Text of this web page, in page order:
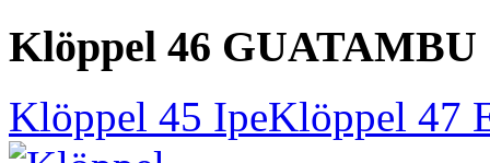
Klöppel 46 GUATAMBU
Klöppel 45 IpeKlöppel 47